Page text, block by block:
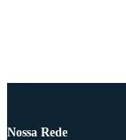
Nossa Rede